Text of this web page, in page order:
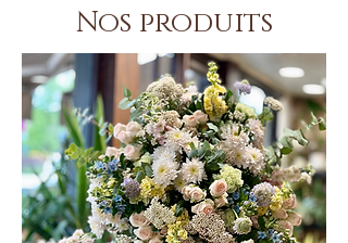
Nos produits